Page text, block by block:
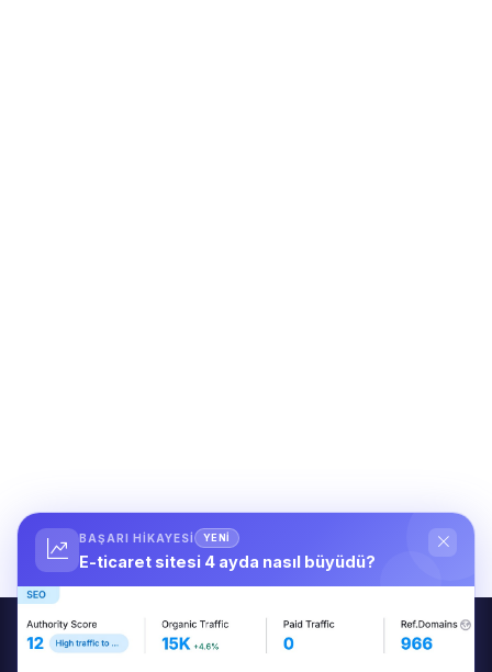
BAŞARI HIKAYESI YENİ
E-ticaret sitesi 4 ayda nasıl büyüdü?